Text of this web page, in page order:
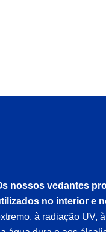
nossos vedantes
no interior e
à radiação UV,